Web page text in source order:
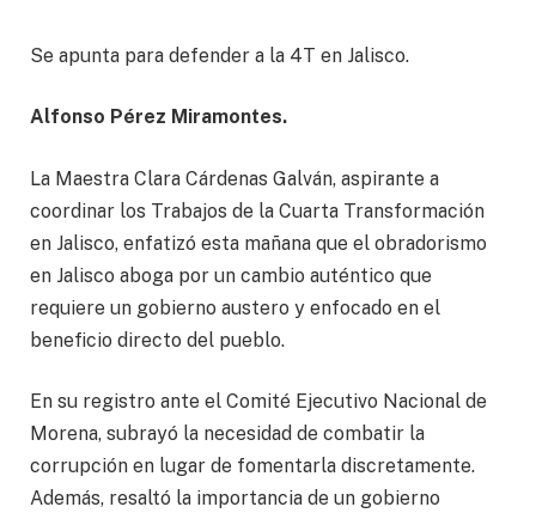
Se apunta para defender a la 4T en Jalisco.
Alfonso Pérez Miramontes.
La Maestra Clara Cárdenas Galván, aspirante a
coordinar los Trabajos de la Cuarta Transformación
en Jalisco, enfatizó esta mañana que el obradorismo
en Jalisco aboga por un cambio auténtico que
requiere un gobierno austero y enfocado en el
beneficio directo del pueblo.
En su registro ante el Comité Ejecutivo Nacional de
Morena, subrayó la necesidad de combatir la
corrupción en lugar de fomentarla discretamente.
Además, resaltó la importancia de un gobierno